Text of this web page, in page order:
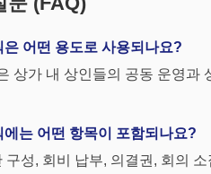
명
이내(회계연도말 기준 회원 10
의원(약간명)
선임)
법은 무기명투표, 거수, 기립 등의
임장과 출석인원수를 합한 수로
어떤 용도로 사용되나요?
상가 내 상인들의 공동 운영과
는 어떤 항목이 포함되나요?
구성, 회비 납부, 의결권, 회의